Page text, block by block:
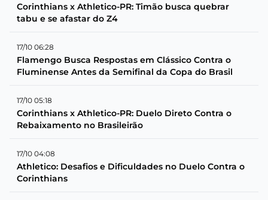
Corinthians x Athletico-PR: Timão busca quebrar
tabu e se afastar do Z4
17/10 06:28
Flamengo Busca Respostas em Clássico Contra o
Fluminense Antes da Semifinal da Copa do Brasil
17/10 05:18
Corinthians x Athletico-PR: Duelo Direto Contra o
Rebaixamento no Brasileirão
17/10 04:08
Athletico: Desafios e Dificuldades no Duelo Contra o
Corinthians